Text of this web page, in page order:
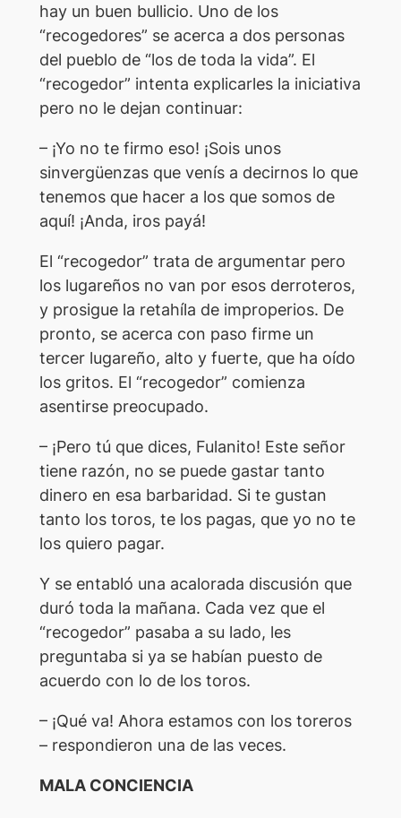
hay un buen bullicio. Uno de los
“recogedores” se acerca a dos personas
del pueblo de “los de toda la vida”. El
“recogedor” intenta explicarles la iniciativa
pero no le dejan continuar:
– ¡Yo no te firmo eso! ¡Sois unos
sinvergüenzas que venís a decirnos lo que
tenemos que hacer a los que somos de
aquí! ¡Anda, iros payá!
El “recogedor” trata de argumentar pero
los lugareños no van por esos derroteros,
y prosigue la retahíla de improperios. De
pronto, se acerca con paso firme un
tercer lugareño, alto y fuerte, que ha oído
los gritos. El “recogedor” comienza
asentirse preocupado.
– ¡Pero tú que dices, Fulanito! Este señor
tiene razón, no se puede gastar tanto
dinero en esa barbaridad. Si te gustan
tanto los toros, te los pagas, que yo no te
los quiero pagar.
Y se entabló una acalorada discusión que
duró toda la mañana. Cada vez que el
“recogedor” pasaba a su lado, les
preguntaba si ya se habían puesto de
acuerdo con lo de los toros.
– ¡Qué va! Ahora estamos con los toreros
– respondieron una de las veces.
MALA CONCIENCIA